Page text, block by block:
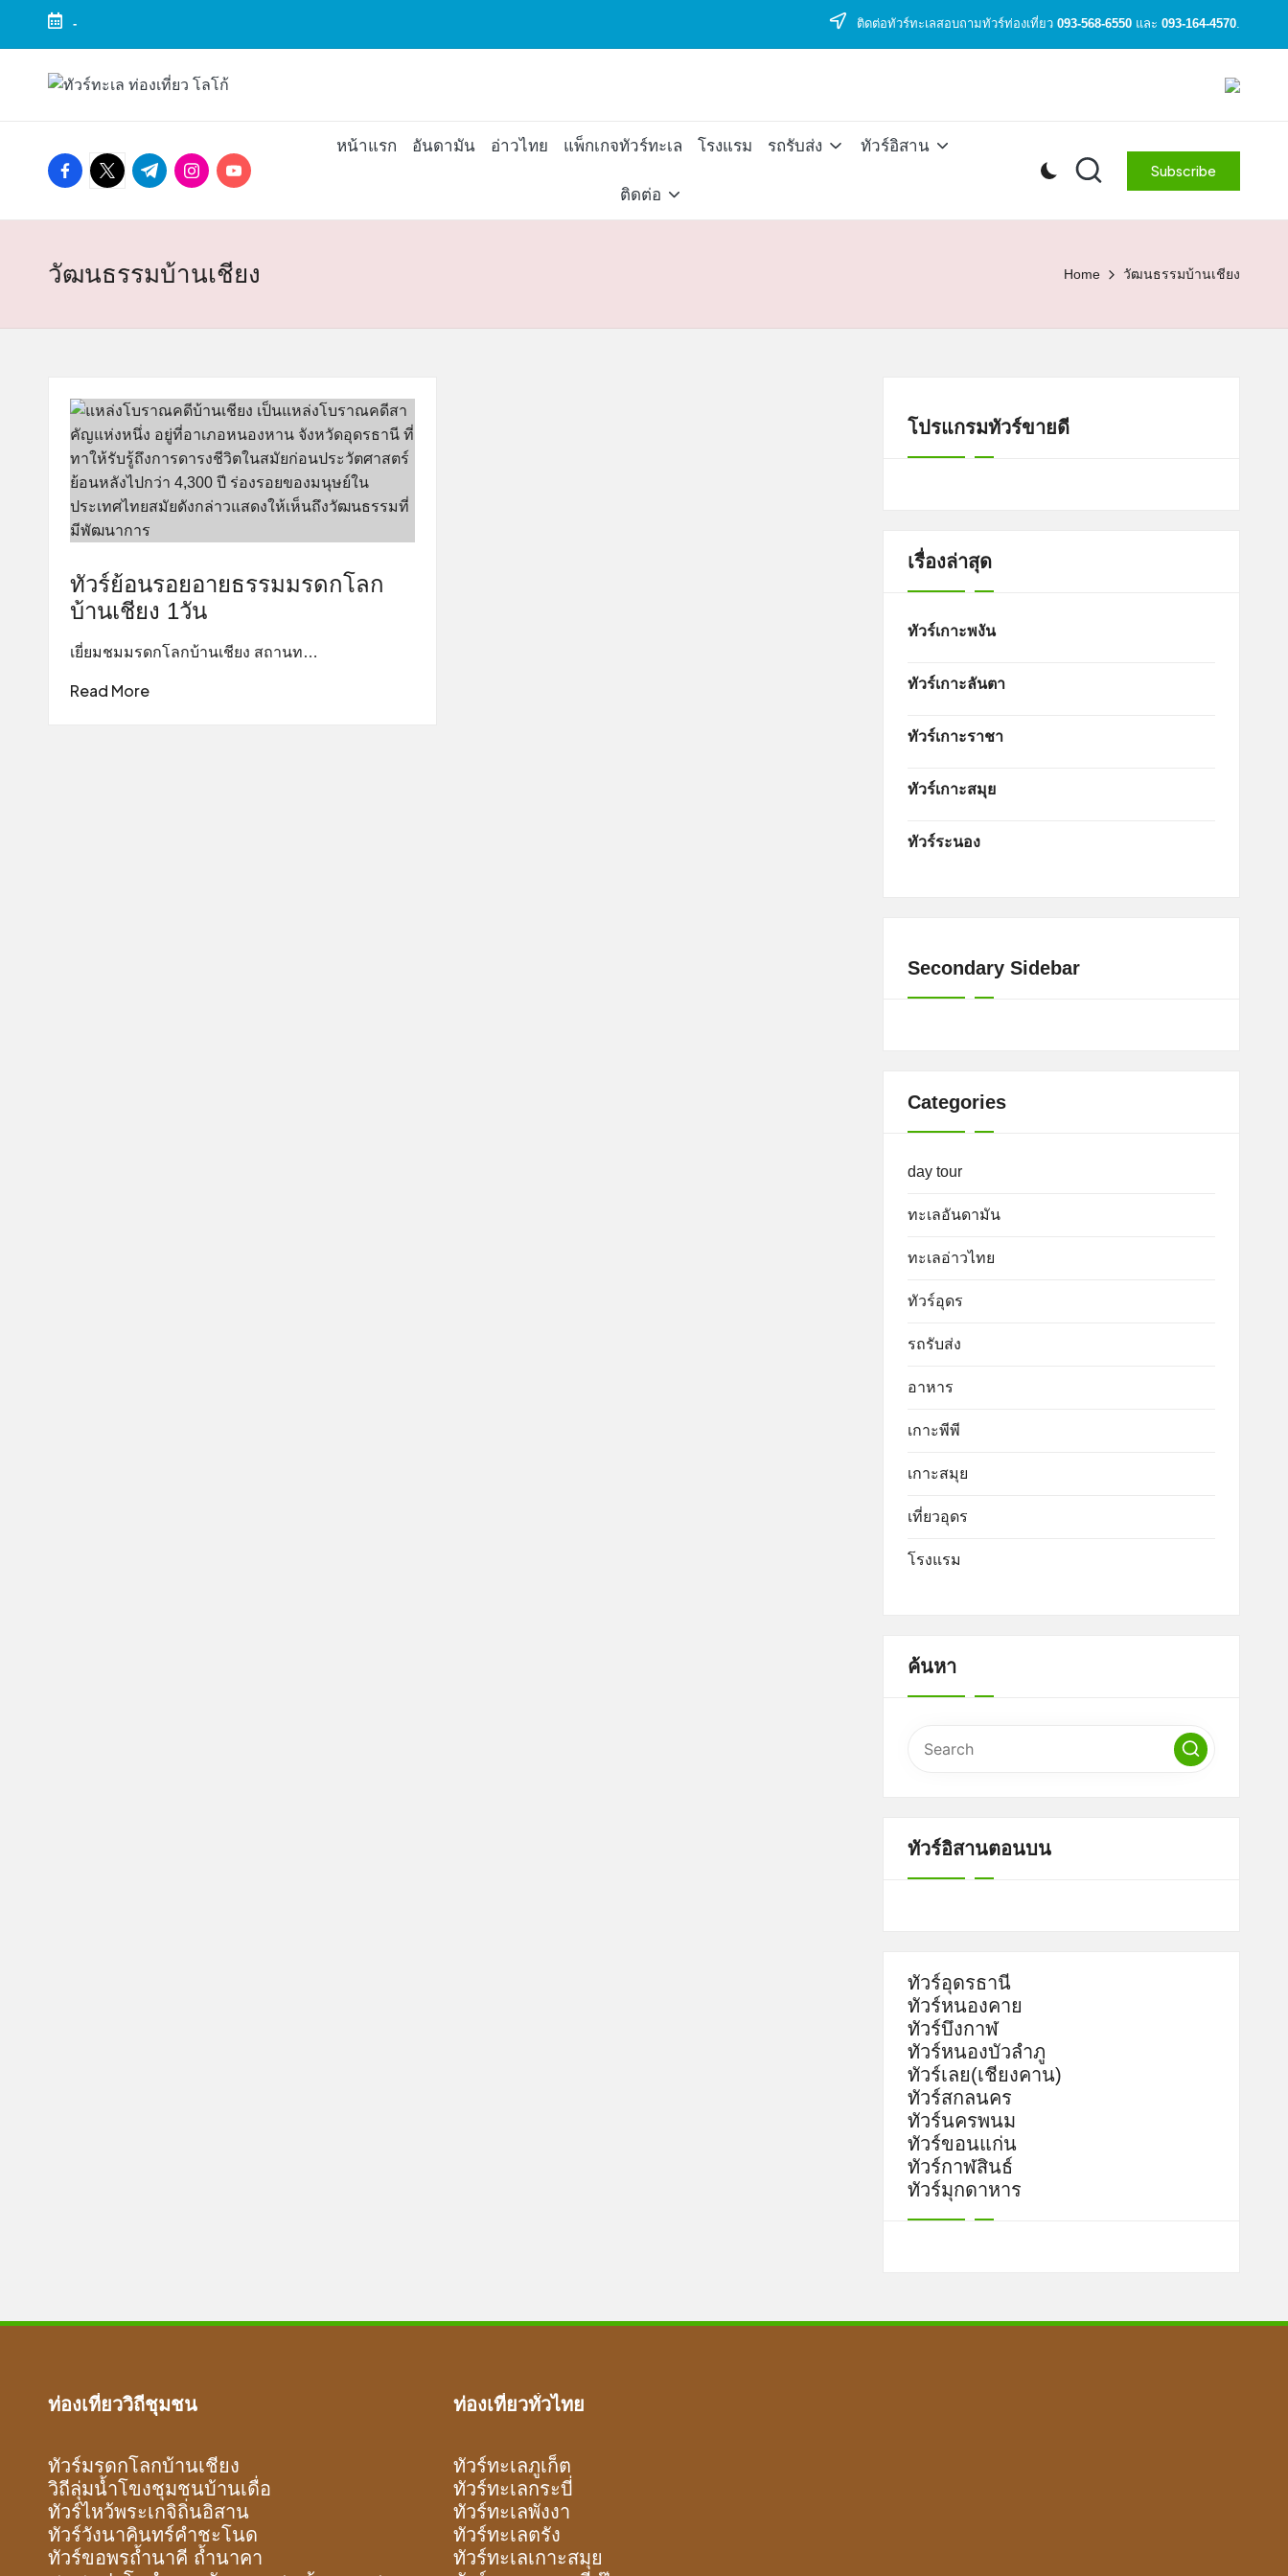
Skip
- ติดต่อทัวร์ทะเลสอบถามทัวร์ท่องเที่ยว 093-568-6550 และ 093-164-4570.
ทั
ร์
ท
ะ
ทัวร์
ถูก
2025
แพ็ก
จ
เที่ยว
สวย
facebook.com
twitter.com
t.me instagram.com
youtube.com
หน้าแรก อันดามัน อ่าวไทย แพ็กเกจทัวร์ทะเล โรงแรม รถรับส่ง ทัวร์อิสาน
ติดต่อ
Subscribe
วัฒนธรรมบ้านเชียง Home วัฒนธรรมบ้านเชียง
ทัวร์ย้อนรอยอายธรรมมรดกโลก
บ้านเชียง 1วัน
เยี่ยมชมมรดกโลกบ้านเชียง สถานท…
Read More
โปรแกรมทัวร์ขายดี
เรื่องล่าสุด
ทัวร์เกาะพงัน
ทัวร์เกาะลันตา
ทัวร์เกาะราชา
ทัวร์เกาะสมุย
ทัวร์ระนอง
Secondary Sidebar
Categories
day tour
ทะเลอันดามัน
ทะเลอ่าวไทย
ทัวร์อุดร
รถรับส่ง
อาหาร
เกาะพีพี
เกาะสมุย
เที่ยวอุดร
โรงแรม
ค้นหา
ทัวร์อิสานตอนบน
ทัวร์อุดรธานี
ทัวร์หนองคาย
ทัวร์บึงกาฬ
ทัวร์หนองบัวลำภู
ทัวร์เลย(เชียงคาน)
ทัวร์สกลนคร
ทัวร์นครพนม
ทัวร์ขอนแก่น
ทัวร์กาฬสินธ์
ทัวร์มุกดาหาร
ท่องเที่ยววิถีชุมชน
ทัวร์มรดกโลกบ้านเชียง
วิถีลุ่มน้ำโขงชุมชนบ้านเดื่อ
ทัวร์ไหว้พระเกจิถิ่นอิสาน
ทัวร์วังนาคินทร์คำชะโนด
ทัวร์ขอพรถ้ำนาคี ถ้ำนาคา
ท่องเที่ยวทั่วไทย
ทัวร์ทะเลภูเก็ต
ทัวร์ทะเลกระบี่
ทัวร์ทะเลพังงา
ทัวร์ทะเลตรัง
ทัวร์ทะเลเกาะสมุย